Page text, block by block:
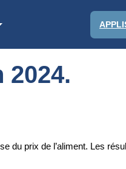
du prix de l’aliment. Les